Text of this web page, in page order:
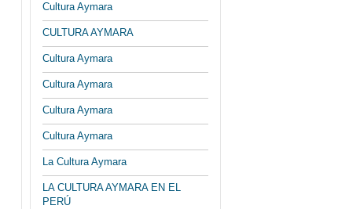
Cultura Aymara
CULTURA AYMARA
Cultura Aymara
Cultura Aymara
Cultura Aymara
Cultura Aymara
La Cultura Aymara
LA CULTURA AYMARA EN EL
PERÚ